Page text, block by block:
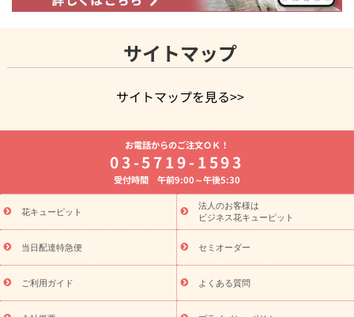
サイトマップ
サイトマップを見る>>
よく贈られる花
お祝いの花特集
誕生日フラワーギフト特集
8月の誕生花(トルコキキョウ)
開店・開業祝い
お供え・お悔やみ お供え・お悔やみの花
通夜・葬儀に贈る花 胡蝶蘭・花鉢
ーブドフラワー
季節のイベント
ひまわり ギフト・プレゼント
特集
お盆 花（新盆・初盆） 季節のイベント
お盆 花（新
盆・初盆）
お盆 花（新盆・初盆）
お盆・お供え 花とセットギ
フト
お盆・お供え プリザーブドフラワー
ひまわり ギフト・プ
レゼント特集
夏の花贈り・お中元・暑中見舞い 花のギフト特集
敬老の日におくる花ギフト・プレゼント特集
花ギフト・プレゼント特集
敬老の日 花のおすすめランキング
敬
お電話からのご注文ＯＫ！
03-5719-1593
受付時間 午前9:00～午後5:30
花キューピット
法人のお客様は
ビジネス花キューピット
当日配達特急便 セミオーダー
ご利用ガイド よくある質問